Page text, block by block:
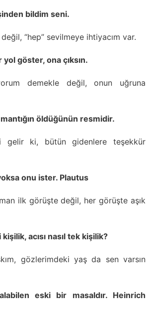
bildim seni.
“hep” sevilmeye ihtiyacım var.
yol göster, ona çıksın.
demekle değil, onun uğruna
öldüğünün resmidir.
gelir ki, bütün gidenlere teşekkür
onu ister. Plautus
ilk görüşte değil, her görüşte aşık
acısı nasıl tek kişilik?
gözlerimdeki yaş da sen varsın
eski bir masaldır. Heinrich